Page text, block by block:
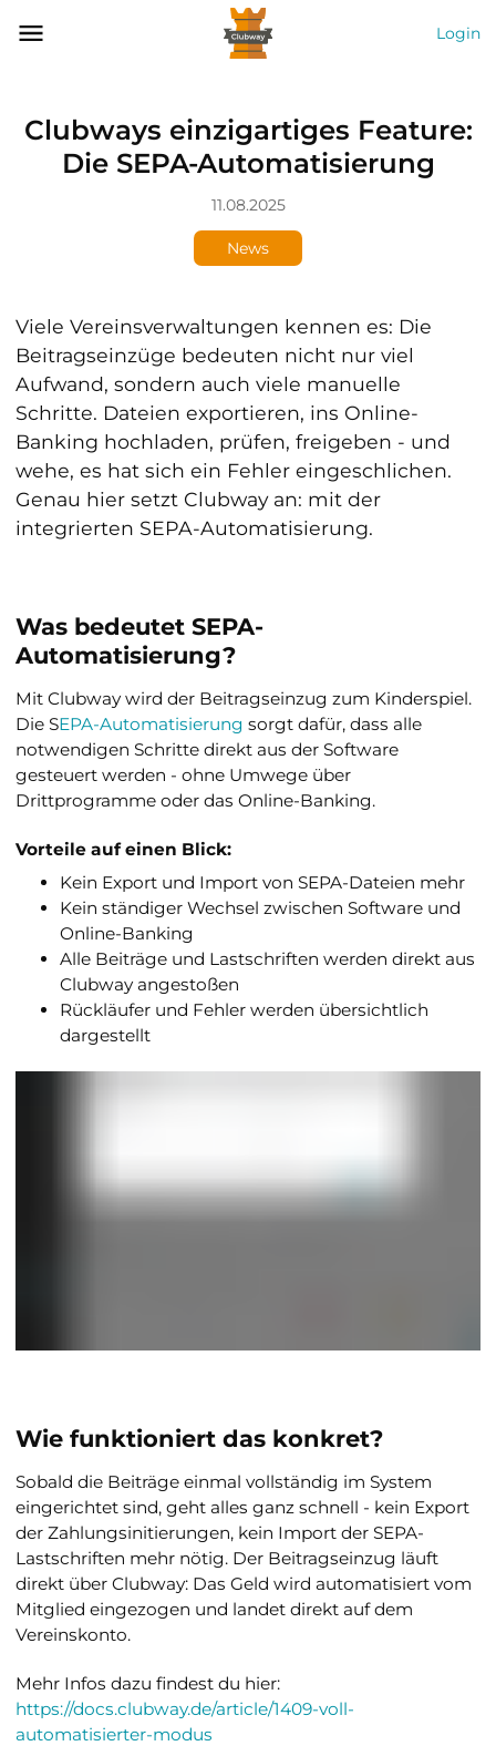
Login
Clubways einzigartiges Feature:
Die SEPA-Automatisierung
11.08.2025
News
Viele Vereinsverwaltungen kennen es: Die
Beitragseinzüge bedeuten nicht nur viel
Aufwand, sondern auch viele manuelle
Schritte. Dateien exportieren, ins Online-
Banking hochladen, prüfen, freigeben - und
wehe, es hat sich ein Fehler eingeschlichen.
Genau hier setzt Clubway an: mit der
integrierten SEPA-Automatisierung.
Was bedeutet SEPA-
Automatisierung?
Mit Clubway wird der Beitragseinzug zum Kinderspiel.
Die SEPA-Automatisierung sorgt dafür, dass alle
notwendigen Schritte direkt aus der Software
gesteuert werden - ohne Umwege über
Drittprogramme oder das Online-Banking.
Vorteile auf einen Blick:
Kein Export und Import von SEPA-Dateien mehr
Kein ständiger Wechsel zwischen Software und
Online-Banking
Alle Beiträge und Lastschriften werden direkt aus
Clubway angestoßen
Rückläufer und Fehler werden übersichtlich
dargestellt
Wie funktioniert das konkret?
Sobald die Beiträge einmal vollständig im System
eingerichtet sind, geht alles ganz schnell - kein Export
der Zahlungsinitierungen, kein Import der SEPA-
Lastschriften mehr nötig. Der Beitragseinzug läuft
direkt über Clubway: Das Geld wird automatisiert vom
Mitglied eingezogen und landet direkt auf dem
Vereinskonto.
Mehr Infos dazu findest du hier:
https://docs.clubway.de/article/1409-voll-
automatisierter-modus